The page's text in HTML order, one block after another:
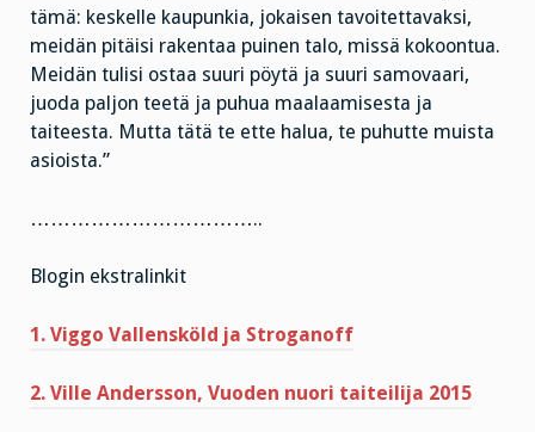
tämä: keskelle kaupunkia, jokaisen tavoitettavaksi,
meidän pitäisi rakentaa puinen talo, missä kokoontua.
Meidän tulisi ostaa suuri pöytä ja suuri samovaari,
juoda paljon teetä ja puhua maalaamisesta ja
taiteesta. Mutta tätä te ette halua, te puhutte muista
asioista.”
……………………………..
Blogin ekstralinkit
1. Viggo Vallensköld ja Stroganoff
2. Ville Andersson, Vuoden nuori taiteilija 2015